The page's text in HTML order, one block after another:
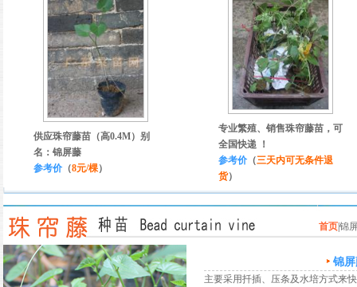
供应珠帘藤苗（高0.4M）别
名：锦屏藤
参考价 （8元/棵）
专业繁殖、销售珠帘藤苗，可
全国快递 ！
参考价 （三天内可无条件退
货）
首页锦
锦
主要采用扦插、压条及水培方式来